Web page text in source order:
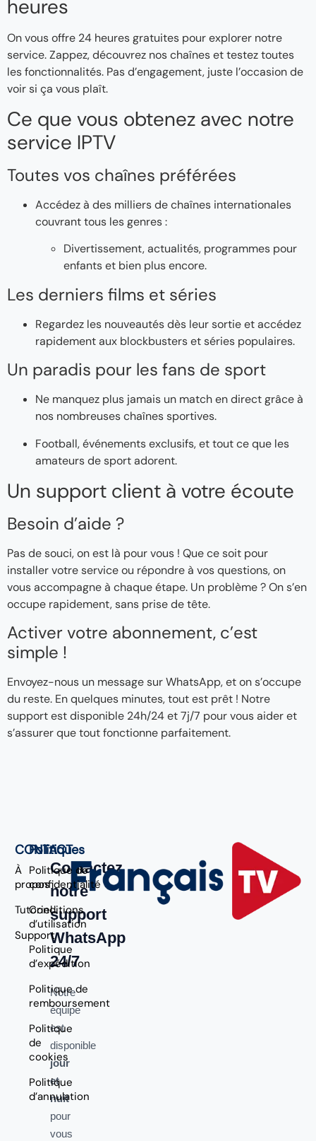
heures
On vous offre 24 heures gratuites pour explorer notre
service. Zappez, découvrez nos chaînes et testez toutes
les fonctionnalités. Pas d’engagement, juste l’occasion de
voir si ça vous plaît.
Ce que vous obtenez avec notre
service IPTV
Toutes vos chaînes préférées
Accédez à des milliers de chaînes internationales
couvrant tous les genres :
Divertissement, actualités, programmes pour
enfants et bien plus encore.
Les derniers films et séries
Regardez les nouveautés dès leur sortie et accédez
rapidement aux blockbusters et séries populaires.
Un paradis pour les fans de sport
Ne manquez plus jamais un match en direct grâce à
nos nombreuses chaînes sportives.
Football, événements exclusifs, et tout ce que les
amateurs de sport adorent.
Un support client à votre écoute
Besoin d’aide ?
Pas de souci, on est là pour vous ! Que ce soit pour
installer votre service ou répondre à vos questions, on
vous accompagne à chaque étape. Un problème ? On s’en
occupe rapidement, sans prise de tête.
Activer votre abonnement, c’est
simple !
Envoyez-nous un message sur WhatsApp, et on s’occupe
du reste. En quelques minutes, tout est prêt ! Notre
support est disponible 24h/24 et 7j/7 pour vous aider et
s’assurer que tout fonctionne parfaitement.
CONTACT
À
propos
Tutoriel
Support
Politiques
Politique de
confidentialité
Conditions
d’utilisation
Politique
d’expédition
Politique de
remboursement
Politique
de
cookies
Politique
d’annulation
Contactez
notre
support
WhatsApp
24/7
Notre
équipe
est
disponible
jour
et
nuit
pour
vous